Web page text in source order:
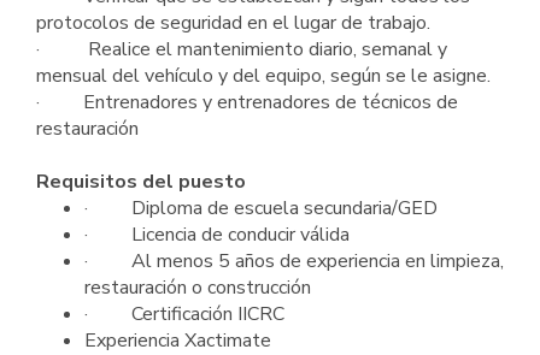
protocolos de seguridad en el lugar de trabajo.
· Realice el mantenimiento diario, semanal y
mensual del vehículo y del equipo, según se le asigne.
· Entrenadores y entrenadores de técnicos de
restauración
Requisitos del puesto
· Diploma de escuela secundaria/GED
· Licencia de conducir válida
· Al menos 5 años de experiencia en limpieza,
restauración o construcción
· Certificación IICRC
Experiencia Xactimate